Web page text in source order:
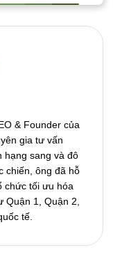
& Founder của
gia tư vấn
hạng sang và đô
chiến, ông đã hỗ
chức tối ưu hóa
Quận 1, Quận 2,
tế.